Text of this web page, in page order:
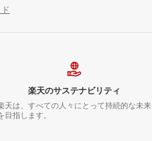
楽天のサステナビリティ
天は、すべての人々にとって持続的な未来
目指します。